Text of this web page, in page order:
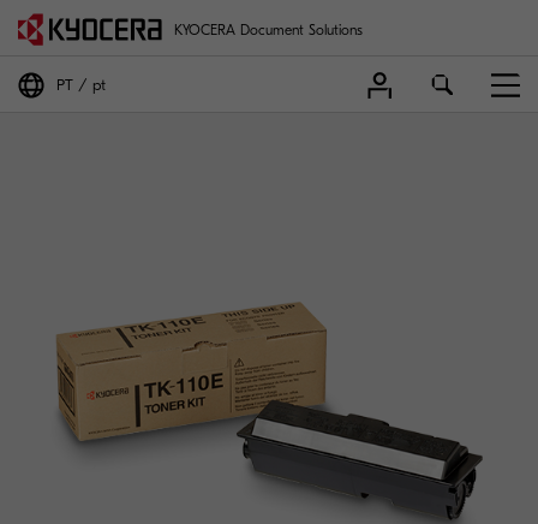
KYOCERA Document Solutions
PT pt